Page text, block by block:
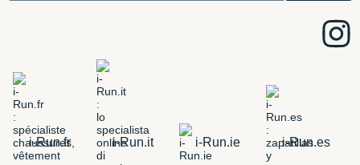
i-Run.fr i-Run.it i-Run.ie i-Run.es